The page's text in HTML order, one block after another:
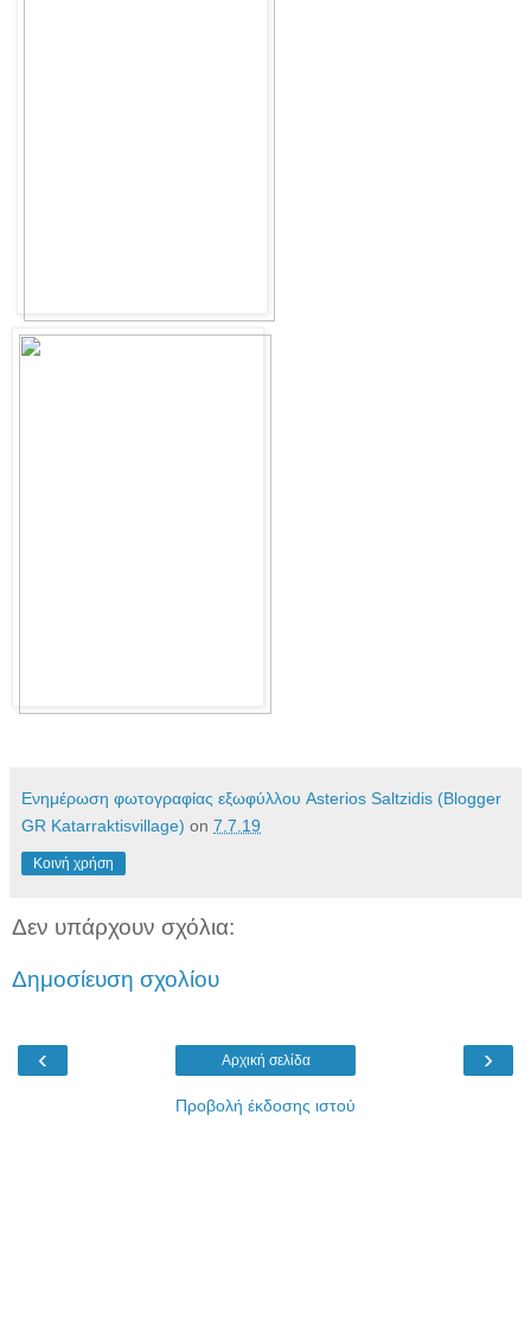
Ενημέρωση φωτογραφίας εξωφύλλου Asterios Saltzidis (Blogger
GR Katarraktisvillage) on 7.7.19
Κοινή χρήση
Δεν υπάρχουν σχόλια:
Δημοσίευση σχολίου
‹ ›
Αρχική σελίδα
Προβολή έκδοσης ιστού